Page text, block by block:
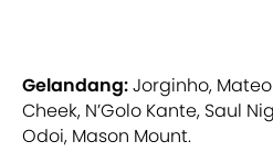
Gelandang:Jorginho,
Cheek, N’Golo Kante, Saul
Odoi, Mason Mount.